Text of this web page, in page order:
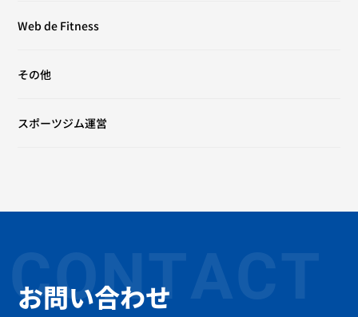
Web de Fitness
その他
スポーツジム運営
お問い合わせ
CONTACT